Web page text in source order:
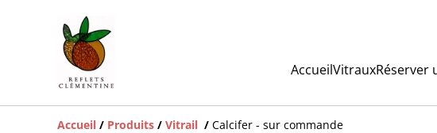
AccueilVitrauxRéserver
Accueil / Produits / Vitrail / Calcifer - sur commande